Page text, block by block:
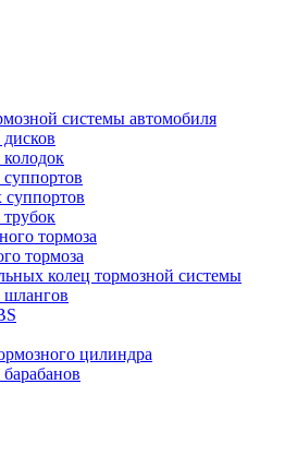
системы автомобиля
тормоза
тормоза
колец тормозной системы
шлангов
цилиндра